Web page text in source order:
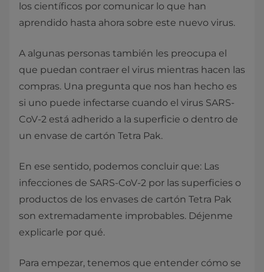
los científicos por comunicar lo que han
aprendido hasta ahora sobre este nuevo virus.
A algunas personas también les preocupa el
que puedan contraer el virus mientras hacen las
compras. Una pregunta que nos han hecho es
si uno puede infectarse cuando el virus SARS-
CoV-2 está adherido a la superficie o dentro de
un envase de cartón Tetra Pak.
En ese sentido, podemos concluir que: Las
infecciones de SARS-CoV-2 por las superficies o
productos de los envases de cartón Tetra Pak
son extremadamente improbables. Déjenme
explicarle por qué.
Para empezar, tenemos que entender cómo se